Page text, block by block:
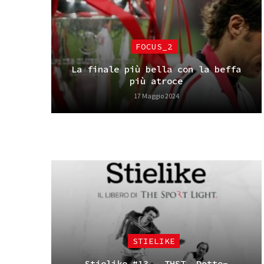
FOCUS_2
La finale più bella con la beffa
più atroce
17 Maggio 2024
STIELIKE